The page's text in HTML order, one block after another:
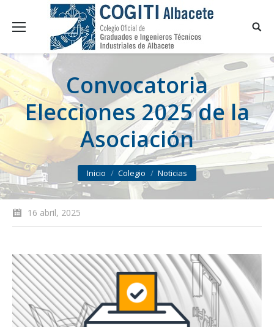
Convocatoria
Elecciones 2025 de la
Asociación
You are here:
Inicio Colegio Noticias
16 abril, 2025